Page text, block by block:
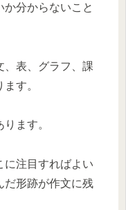
分からないこと
、表、グラフ、課
す。
ます。
に注目すればよい
だ形跡が作文に残